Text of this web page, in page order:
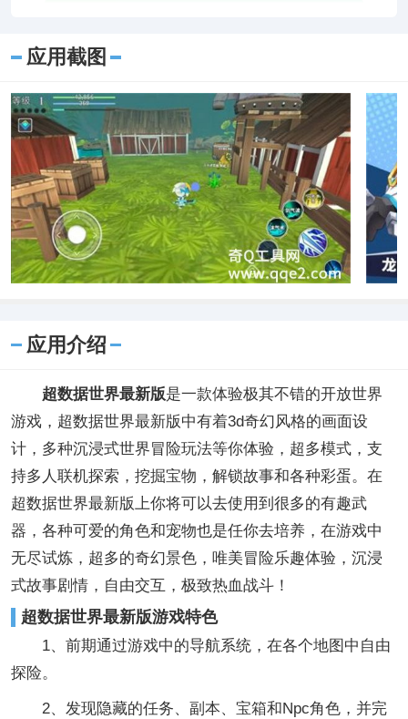
应用截图
应用介绍
超数据世界最新版是一款体验极其不错的开放世界
游戏，超数据世界最新版中有着3d奇幻风格的画面设
计，多种沉浸式世界冒险玩法等你体验，超多模式，支
持多人联机探索，挖掘宝物，解锁故事和各种彩蛋。在
超数据世界最新版上你将可以去使用到很多的有趣武
器，各种可爱的角色和宠物也是任你去培养，在游戏中
无尽试炼，超多的奇幻景色，唯美冒险乐趣体验，沉浸
式故事剧情，自由交互，极致热血战斗！
超数据世界最新版游戏特色
1、前期通过游戏中的导航系统，在各个地图中自由
探险。
2、发现隐藏的任务、副本、宝箱和Npc角色，并完